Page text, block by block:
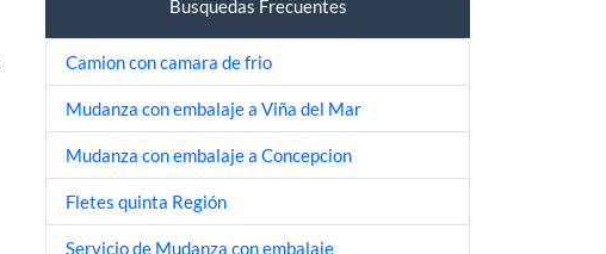
Busquedas Frecuentes
Camion con camara de frio
Mudanza con embalaje a Viña del Mar
Mudanza con embalaje a Concepcion
Fletes quinta Región
Servicio de Mudanza con embalaje